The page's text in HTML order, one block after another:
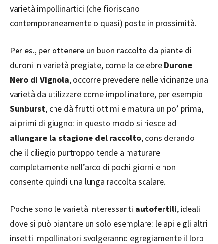
varietà impollinartici (che fioriscano
contemporaneamente o quasi) poste in prossimità.
Per es., per ottenere un buon raccolto da piante di
duroni in varietà pregiate, come la celebre Durone
Nero di Vignola, occorre prevedere nelle vicinanze una
varietà da utilizzare come impollinatore, per esempio
Sunburst, che dà frutti ottimi e matura un po’ prima,
ai primi di giugno: in questo modo si riesce ad
allungare la stagione del raccolto, considerando
che il ciliegio purtroppo tende a maturare
completamente nell’arco di pochi giorni e non
consente quindi una lunga raccolta scalare.
Poche sono le varietà interessanti autofertili, ideali
dove si può piantare un solo esemplare: le api e gli altri
insetti impollinatori svolgeranno egregiamente il loro